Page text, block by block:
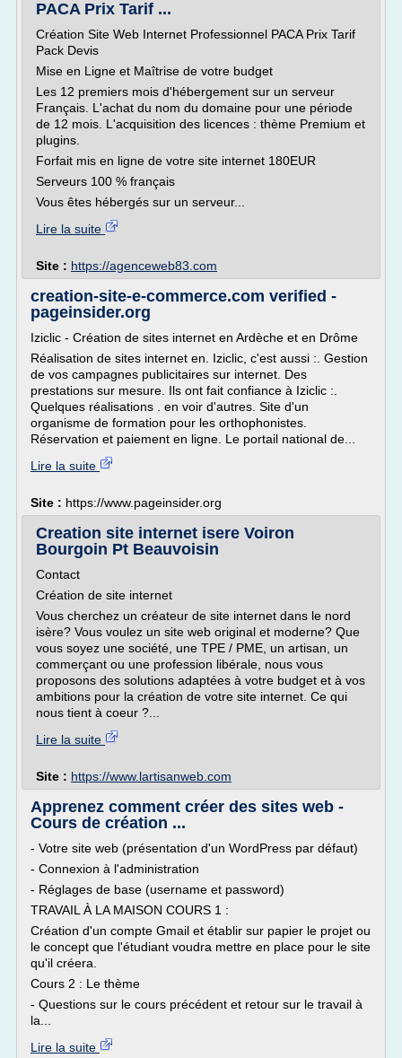
PACA Prix Tarif ...
Création Site Web Internet Professionnel PACA Prix Tarif
Pack Devis
Mise en Ligne et Maîtrise de votre budget
Les 12 premiers mois d'hébergement sur un serveur
Français. L'achat du nom du domaine pour une période
de 12 mois. L'acquisition des licences : thème Premium et
plugins.
Forfait mis en ligne de votre site internet 180EUR
Serveurs 100 % français
Vous êtes hébergés sur un serveur...
Lire la suite
Site : https://agenceweb83.com
creation-site-e-commerce.com verified -
pageinsider.org
Iziclic - Création de sites internet en Ardèche et en Drôme
Réalisation de sites internet en. Iziclic, c'est aussi :. Gestion
de vos campagnes publicitaires sur internet. Des
prestations sur mesure. Ils ont fait confiance à Iziclic :.
Quelques réalisations . en voir d'autres. Site d'un
organisme de formation pour les orthophonistes.
Réservation et paiement en ligne. Le portail national de...
Lire la suite
Site : https://www.pageinsider.org
Creation site internet isere Voiron
Bourgoin Pt Beauvoisin
Contact
Création de site internet
Vous cherchez un créateur de site internet dans le nord
isère? Vous voulez un site web original et moderne? Que
vous soyez une société, une TPE / PME, un artisan, un
commerçant ou une profession libérale, nous vous
proposons des solutions adaptées à votre budget et à vos
ambitions pour la création de votre site internet. Ce qui
nous tient à coeur ?...
Lire la suite
Site : https://www.lartisanweb.com
Apprenez comment créer des sites web -
Cours de création ...
- Votre site web (présentation d'un WordPress par défaut)
- Connexion à l'administration
- Réglages de base (username et password)
TRAVAIL À LA MAISON COURS 1 :
Création d'un compte Gmail et établir sur papier le projet ou
le concept que l'étudiant voudra mettre en place pour le site
qu'il créera.
Cours 2 : Le thème
- Questions sur le cours précédent et retour sur le travail à
la...
Lire la suite